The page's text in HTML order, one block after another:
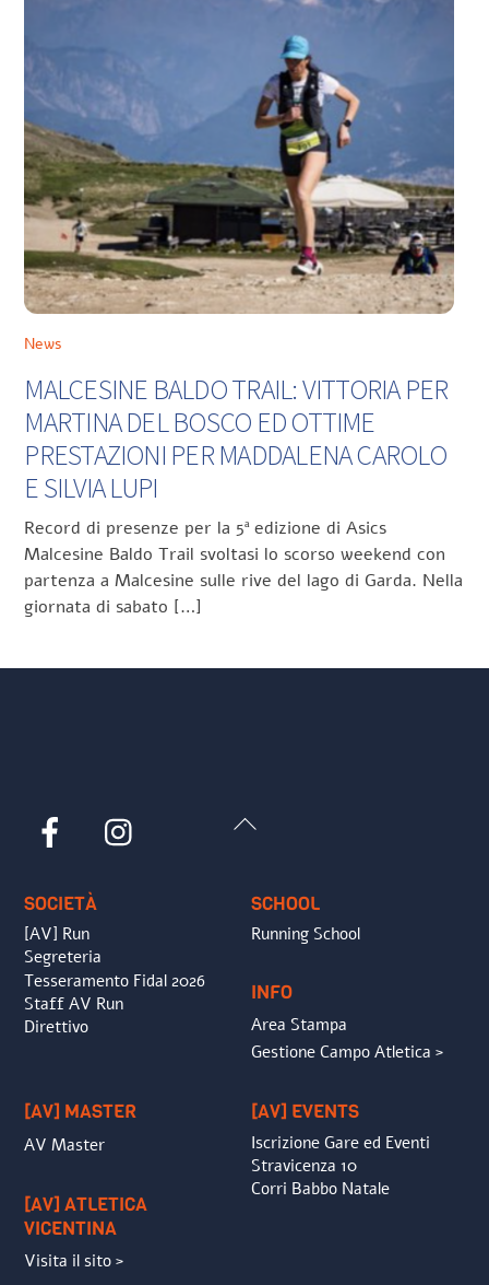
News
MALCESINE BALDO TRAIL: VITTORIA PER
MARTINA DEL BOSCO ED OTTIME
PRESTAZIONI PER MADDALENA CAROLO
E SILVIA LUPI
Record di presenze per la 5ª edizione di Asics
Malcesine Baldo Trail svoltasi lo scorso weekend con
partenza a Malcesine sulle rive del lago di Garda. Nella
giornata di sabato […]
Back
Facebook
SOCIETÀ
[AV] Run
Segreteria
Tesseramento Fidal 2026
Staff AV Run
Direttivo
SCHOOL
Running School
INFO
Area Stampa
Gestione Campo Atletica >
[AV] MASTER
AV Master
[AV] ATLETICA
VICENTINA
Visita il sito >
[AV] EVENTS
Iscrizione Gare ed Eventi
Stravicenza 10
Corri Babbo Natale